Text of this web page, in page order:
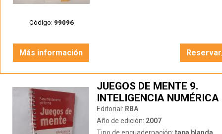
Código: 99096
Más información
JUEGOS DE MENTE 9.
INTELIGENCIA NUMÉRICA
Editorial: RBA
Año de edición: 2007